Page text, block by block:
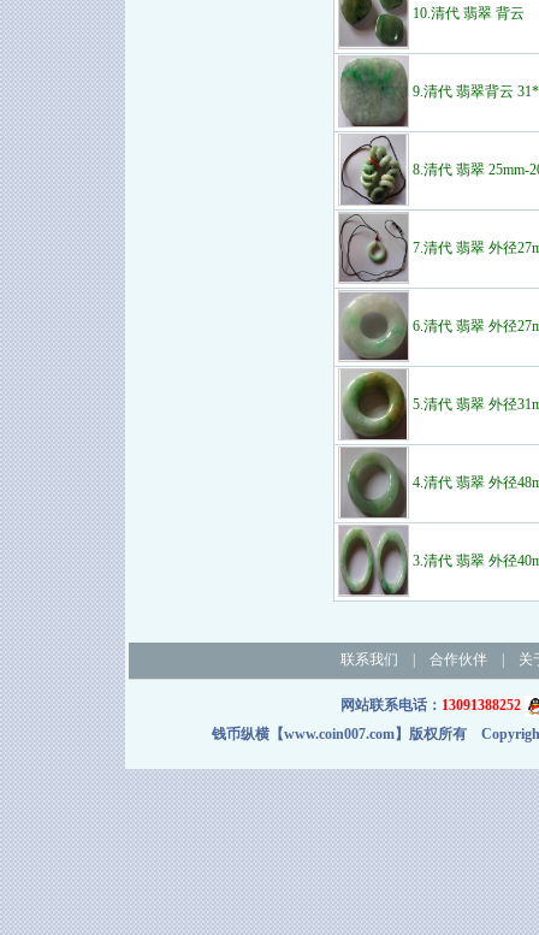
10.清代 翡翠 背云
9.清代 翡翠背云
8.清代 翡翠 25mm-
7.清代 翡翠 外径
6.清代 翡翠 外径
5.清代 翡翠 外径
4.清代 翡翠 外径
3.清代 翡翠 外径
联系我们 合作伙伴| 关
网站联系电话： 13091388252
钱币纵横【www.coin007.com】版权所有